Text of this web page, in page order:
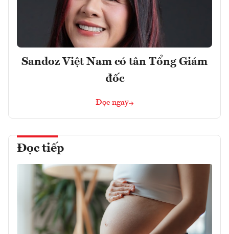
Sandoz Việt Nam có tân Tổng Giám
đốc
Đọc ngay
Đọc tiếp